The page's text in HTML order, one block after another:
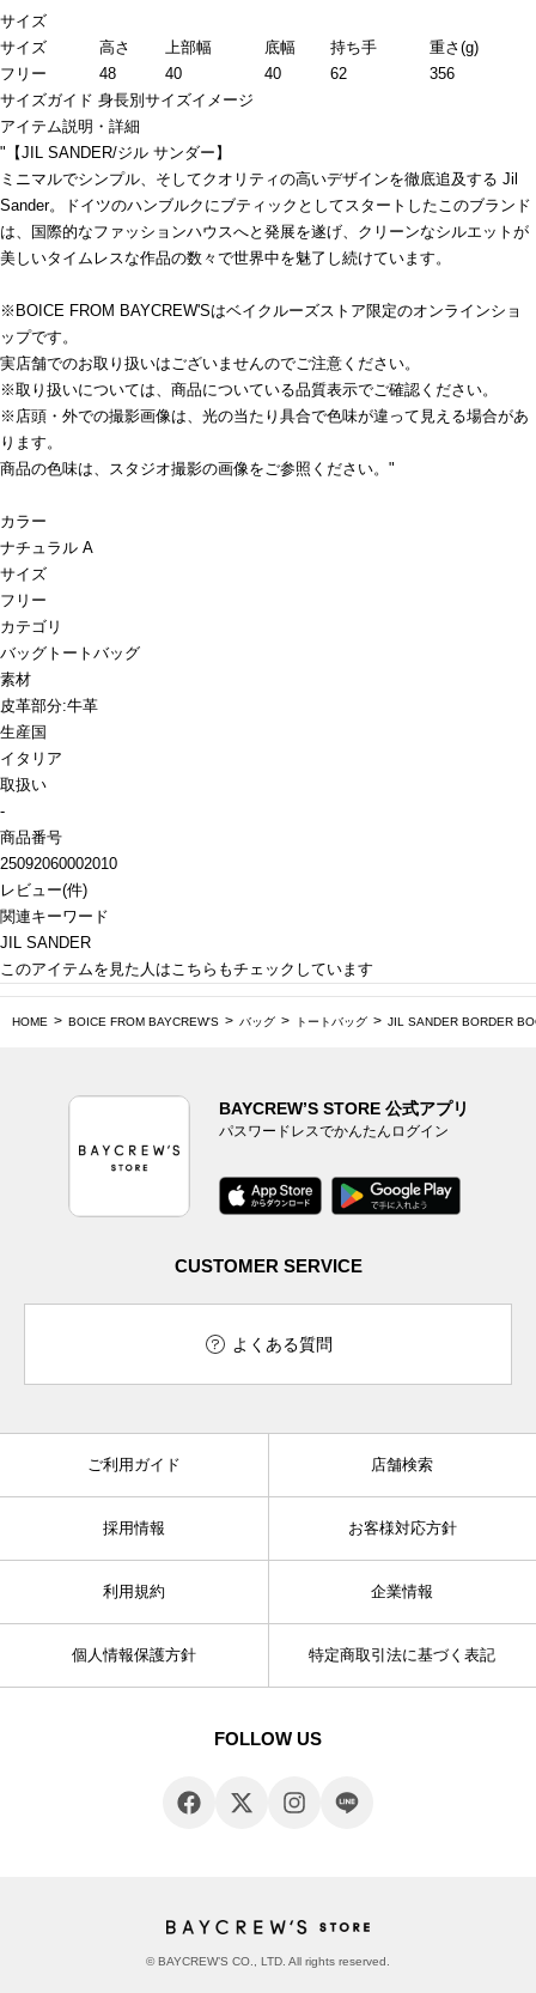
サイズ
サイズ
高さ 上部幅 底幅 持ち手
重さ(g)
フリー
48 40 40 62
356
サイズガイド 身長別サイズイメージ
アイテム説明・詳細
"【JIL SANDER/ジル サンダー】
ミニマルでシンプル、そしてクオリティの高いデザインを徹底追及する Jil
Sander。ドイツのハンブルクにブティックとしてスタートしたこのブランド
は、国際的なファッションハウスへと発展を遂げ、クリーンなシルエットが
美しいタイムレスな作品の数々で世界中を魅了し続けています。
※BOICE FROM BAYCREW'Sはベイクルーズストア限定のオンラインショ
ップです。
実店舗でのお取り扱いはございませんのでご注意ください。
※取り扱いについては、商品についている品質表示でご確認ください。
※店頭・外での撮影画像は、光の当たり具合で色味が違って見える場合があ
ります。
商品の色味は、スタジオ撮影の画像をご参照ください。"
カラー
ナチュラル A
サイズ
フリー
カテゴリ
バッグ トートバッグ
素材
皮革部分:牛革
生産国
イタリア
取扱い
-
商品番号
25092060002010
レビュー(件)
関連キーワード
JIL SANDER
このアイテムを見た人はこちらもチェックしています
HOME BOICE FROM BAYCREW'S バッグ トートバッグ JIL SANDER BORDER
BAYCREW’S STORE 公式アプリ
パスワードレスでかんたんログイン
CUSTOMER SERVICE
よくある質問
ご利用ガイド 店舗検索
採用情報 お客様対応方針
利用規約 企業情報
個人情報保護方針 特定商取引法に基づく表記
FOLLOW US
© BAYCREW’S CO., LTD. All rights reserved.